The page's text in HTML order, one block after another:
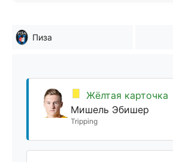
Пиза
Жёлтая карточка
Мишель Эбишер
Tripping